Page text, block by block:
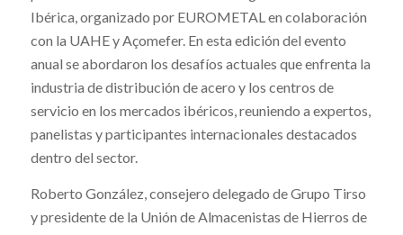
Ibérica, organizado por EUROMETAL en colaboración
con la UAHE y Açomefer. En esta edición del evento
anual se abordaron los desafíos actuales que enfrenta la
industria de distribución de acero y los centros de
servicio en los mercados ibéricos, reuniendo a expertos,
panelistas y participantes internacionales destacados
dentro del sector.
Roberto González, consejero delegado de Grupo Tirso
y presidente de la Unión de Almacenistas de Hierros de